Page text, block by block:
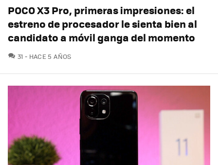
POCO X3 Pro, primeras impresiones: el
estreno de procesador le sienta bien al
candidato a móvil ganga del momento
31 COMENTARIOS
HACE 5 AÑOS